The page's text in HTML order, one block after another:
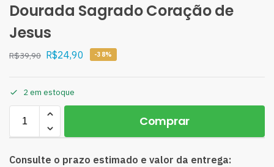
Dourada Sagrado Coração de
Jesus
R$39,90 R$24,90 -38%
2 em estoque
Comprar
lConsulte o prazo estimado e valor da entrega: